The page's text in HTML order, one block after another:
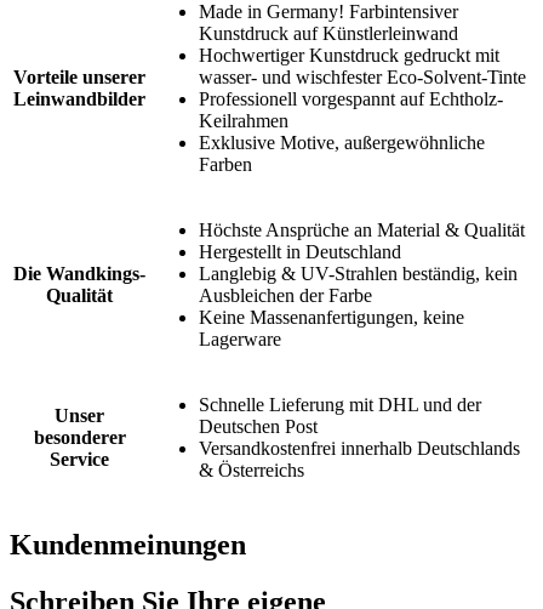
Vorteile unserer
Leinwandbilder
Made in Germany! Farbintensiver
Kunstdruck auf Künstlerleinwand
Hochwertiger Kunstdruck gedruckt mit
wasser- und wischfester Eco-Solvent-Tinte
Professionell vorgespannt auf Echtholz-
Keilrahmen
Exklusive Motive, außergewöhnliche
Farben
Die Wandkings-
Qualität
Höchste Ansprüche an Material & Qualität
Hergestellt in Deutschland
Langlebig & UV-Strahlen beständig, kein
Ausbleichen der Farbe
Keine Massenanfertigungen, keine
Lagerware
Unser
besonderer
Service
Schnelle Lieferung mit DHL und der
Deutschen Post
Versandkostenfrei innerhalb Deutschlands
& Österreichs
Kundenmeinungen
Schreiben Sie Ihre eigene